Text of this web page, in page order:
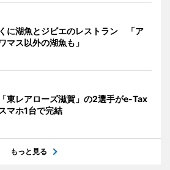
に湖魚とジビエのレストラン 「ア
マス以外の湖魚も」
東レアローズ滋賀」の2選手がe-Tax
マホ1台で完結
もっと見る